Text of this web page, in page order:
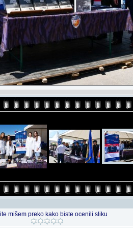
mišem preko kako biste ocenili sliku